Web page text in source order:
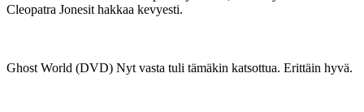
Cleopatra Jonesit hakkaa kevyesti.
Ghost World (DVD) Nyt vasta tuli tämäkin katsottua. Erittäin hyvä.